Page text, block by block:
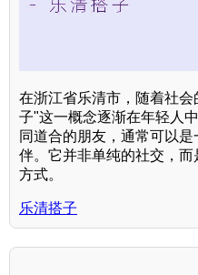
在浙江省乐清市，随着社
子"这一概念逐渐在年轻人
同道合的朋友，通常可以
伴。它并非单纯的社交，
方式。
乐清搭子